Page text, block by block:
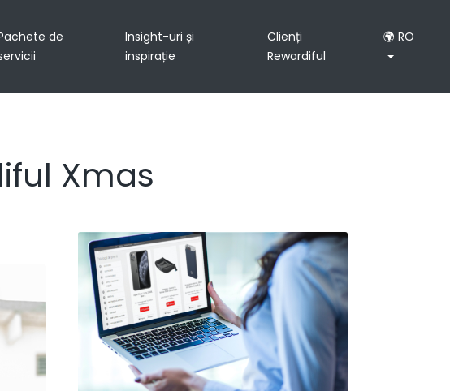
de
Insight-uri și
inspirație
Clienți
Rewardiful
🌍 RO
Xmas